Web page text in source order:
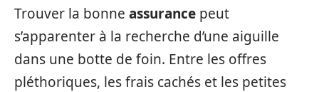
Trouver la bonne assurance peut
s’apparenter à la recherche d’une aiguille
dans une botte de foin. Entre les offres
pléthoriques, les frais cachés et les petites